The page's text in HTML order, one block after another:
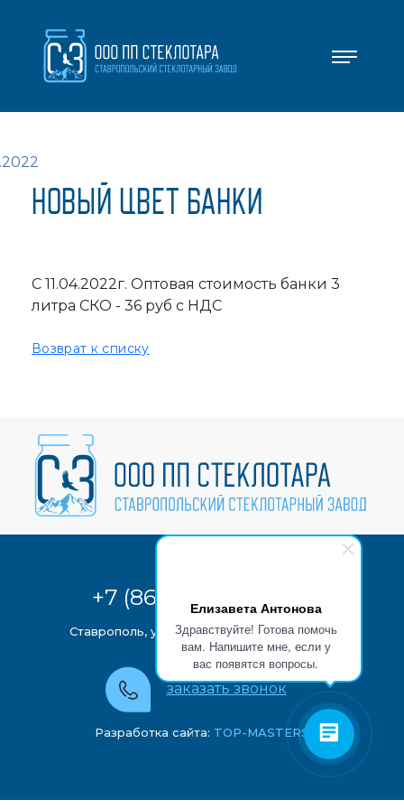
Елизавета Антонова
Здравствуйте! Готова помочь
вам. Напишите мне, если у
вас появятся вопросы.
НОВЫЙ ЦВЕТ БАНКИ
С 11.04.2022г. Оптовая стоимость банки 3
литра СКО - 36 руб с НДС
Возврат к списку
+7 (8652) 28-07-72
Ставрополь, ул. Бабушкина, 7 на карте
заказать звонок
Разработка сайта: TOP-MASTERS